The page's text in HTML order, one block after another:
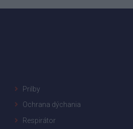
Prilby
Ochrana dýchania
Respirátor